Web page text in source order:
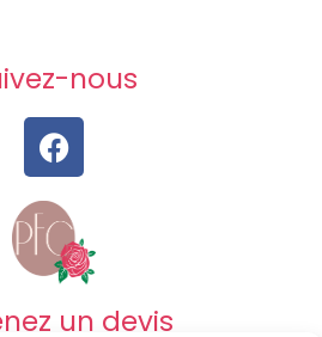
nous
un devis